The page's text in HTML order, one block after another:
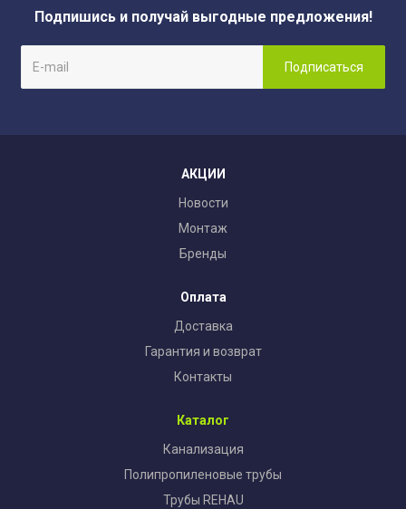
Подпишись и получай выгодные предложения!
АКЦИИ
Новости
Монтаж
Бренды
Оплата
Доставка
Гарантия и возврат
Контакты
Каталог
Канализация
Полипропиленовые трубы
Трубы REHAU